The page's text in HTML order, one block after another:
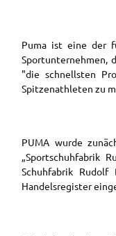
Puma ist eine der
Sportunternehmen,
"die schnellsten
Spitzenathleten zu
PUMA wurde
„Sportschuhfabrik
Schuhfabrik
Handelsregister